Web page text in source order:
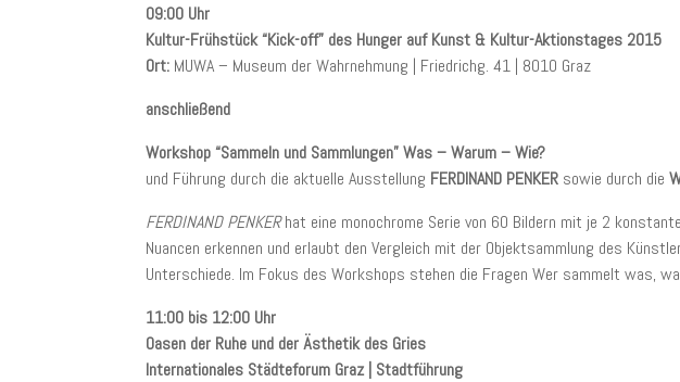
09:00 Uhr
Kultur-Frühstück “Kick-off” des Hunger auf Kunst & Kultur-Aktionstages 2015
Ort: MUWA – Museum der Wahrnehmung | Friedrichg. 41 | 8010 Graz
anschließend
Workshop “Sammeln und Sammlungen” Was – Warum – Wie?
und Führung durch die aktuelle Ausstellung FERDINAND PENKER sowie durch die
FERDINAND PENKERhat eine monochrome Serie von 60 Bildern mit je 2
Nuancen erkennen und erlaubt den Vergleich mit der Objektsammlung des
Unterschiede. Im Fokus des Workshops stehen die Fragen Wer sammelt was,
11:00 bis 12:00 Uhr
Oasen der Ruhe und der Ästhetik des Gries
Internationales Städteforum Graz | Stadtführung